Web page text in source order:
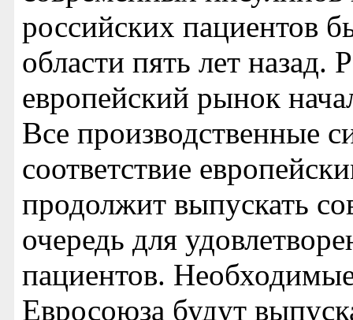
российских пациентов
области пять лет назад.
европейский рынок
Все производственные
соответствие
продолжит выпускать
очередь для
пациентов.
Евросоюза будут